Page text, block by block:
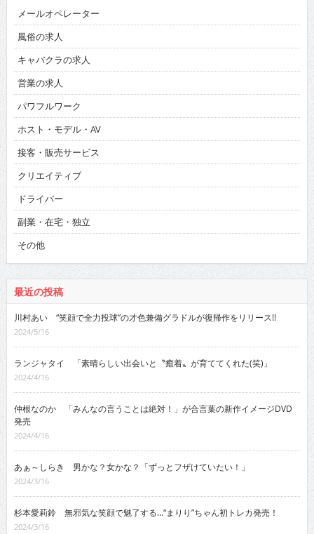
メールオペレーター
風俗の求人
キャバクラの求人
営業の求人
パワフルワーク
ホスト・モデル・AV
接客・販売サービス
クリエイティブ
ドライバー
副業・在宅・独立
その他
最近の投稿
川村あい “笑顔で全力投球”の才色兼備グラドルが復帰作をリリース!!
2024/5/16
ランジャタイ 「素晴らしい出会いと〝癒着〟が育ててくれた(笑)」
2024/4/16
仲根なのか 「みんなの言うことは絶対！」が合言葉の新作イメージDVD
発売
2024/4/16
あぁ～しらき 男かな？女かな？「ずっとフザけていたい！」
2024/3/16
杉本愛莉鈴 無邪気な笑顔で魅了する…“まりり”ちゃん初トレカ発売！
2024/3/16